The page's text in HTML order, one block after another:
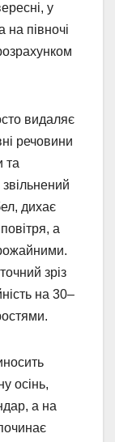
у
півночі
видаляє
речовини
та
дихає
а
зріз
на 30–
осінь,
а на